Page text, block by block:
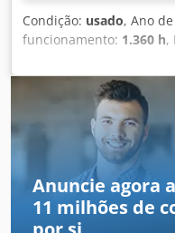
Condição: usado, Ano
funcionamento: 1.360 h,
Ano de fabricação:
condicionado,
borracha, * Lâmina
Anuncie agora
11 milhões de